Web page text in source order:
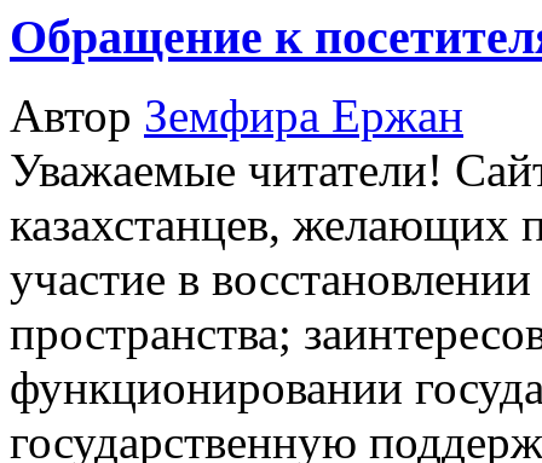
Обращение к
Автор Земфира Ержан
Уважаемые читатели!
казахстанцев, желающих
участие в
пространства;
функционировании
государственную